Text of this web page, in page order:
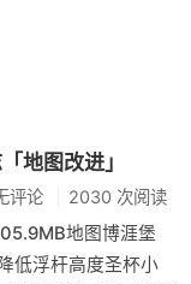
地图改进」
评论 2030 次阅读
地图博涯堡
低浮杆高度圣杯小